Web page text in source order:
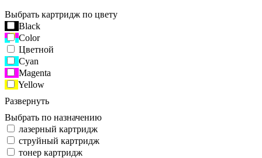
Выбрать картридж по цвету
Black
Color
Цветной
Cyan
Magenta
Yellow
Развернуть
Выбрать по назначению
лазерный картридж
струйный картридж
тонер картридж